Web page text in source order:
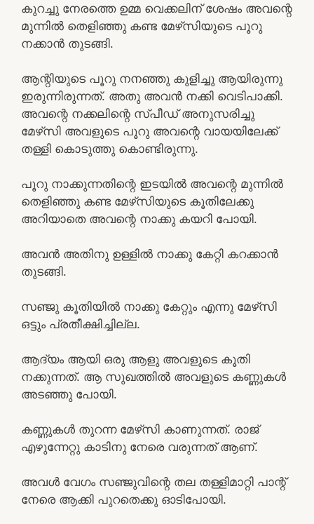
കുറച്ചു നേരത്തെ ഉമ്മ വെക്കലിന് ശേഷം അവന്റെ
മുന്നിൽ തെളിഞ്ഞു കണ്ട മേഴ്‌സിയുടെ പൂറു
നക്കാൻ തുടങ്ങി.
ആന്റിയുടെ പൂറു നനഞ്ഞു കുളിച്ചു ആയിരുന്നു
ഇരുന്നിരുന്നത്. അതു അവൻ നക്കി വെടിപാക്കി.
അവന്റെ നക്കലിന്റെ സ്പീഡ് അനുസരിച്ചു
മേഴ്‌സി അവളുടെ പൂറു അവന്റെ വായയിലേക്ക്
തള്ളി കൊടുത്തു കൊണ്ടിരുന്നു.
പൂറു നാക്കുന്നതിന്റെ ഇടയിൽ അവന്റെ മുന്നിൽ
തെളിഞ്ഞു കണ്ട മേഴ്‌സിയുടെ കൂതിലേക്കു
അറിയാതെ അവന്റെ നാക്കു കയറി പോയി.
അവൻ അതിനു ഉള്ളിൽ നാക്കു കേറ്റി കറക്കാൻ
തുടങ്ങി.
സഞ്ജു കൂതിയിൽ നാക്കു കേറ്റും എന്നു മേഴ്‌സി
ഒട്ടും പ്രതീക്ഷിച്ചില്ല.
ആദ്യം ആയി ഒരു ആളു അവളുടെ കൂതി
നക്കുന്നത്. ആ സുഖത്തിൽ അവളുടെ കണ്ണുകൾ
അടഞ്ഞു പോയി.
കണ്ണുകൾ തുറന്ന മേഴ്‌സി കാണുന്നത്. രാജ്
എഴുന്നേറ്റു കാടിനു നേരെ വരുന്നത് ആണ്.
അവൾ വേഗം സഞ്ജുവിന്റെ തല തള്ളിമാറ്റി പാന്റ്
നേരെ ആക്കി പുറതെക്കു ഓടിപോയി.